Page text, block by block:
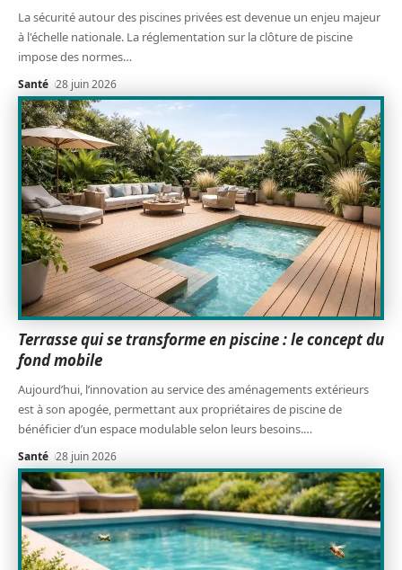
La sécurité autour des piscines privées est devenue un enjeu majeur
à l'échelle nationale. La réglementation sur la clôture de piscine
impose des normes…
Santé 28 juin 2026
Terrasse qui se transforme en piscine : le concept du
fond mobile
Aujourd’hui, l’innovation au service des aménagements extérieurs
est à son apogée, permettant aux propriétaires de piscine de
bénéficier d’un espace modulable selon leurs besoins.…
Santé 28 juin 2026